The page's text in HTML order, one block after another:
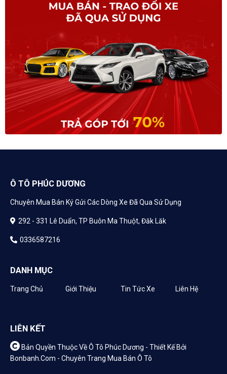
Ô TÔ PHÚC DƯƠNG
Chuyên Mua Bán Ký Gửi Các Dòng Xe Đã Qua Sử Dụng
292 - 331 Lê Duẩn, TP Buôn Ma Thuột, Đăk Lăk
0336587216
DANH MỤC
Trang Chủ Giới Thiệu Tin Tức Xe Liên Hệ
LIÊN KẾT
Bản Quyền Thuộc Về Ô Tô Phúc Dương - Thiết Kế Bởi
Bonbanh.com - Chuyên Trang Mua Bán Ô Tô